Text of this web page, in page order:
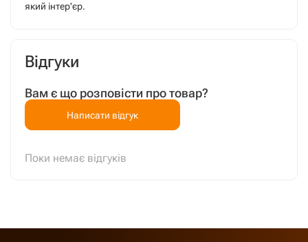
який інтер'єр.
Відгуки
Вам є що розповісти про товар?
Написати відгук
Поки немає відгуків